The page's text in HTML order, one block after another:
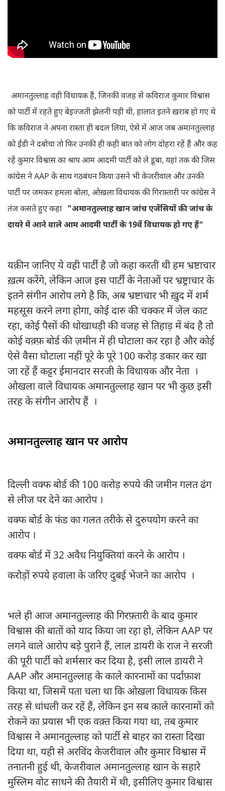
अमानतुल्लाह वही विधायक हैं, जिनकी वजह से कविराज कुमार विश्वास
को पार्टी में रहते हुए बेइज्जती झेलनी पड़ी थी, हालात इतने ख़राब हो गए थे
कि कविराज ने अपना रास्ता ही बदल लिया, ऐसे में आज जब अमानतुल्लाह
को ईडी ने दबोचा तो फिर उनकी ही कही बात को लोग दोहरा रहें हैं और कह
रहें कुमार विश्वास का श्राप आम आदमी पार्टी को ले डूबा, यहां तक की जिस
कांग्रेस ने AAP के साथ गठबंधन किया उसने भी केजरीवाल और उनकी
पार्टी पर जमकर हमला बोला, ओखला विधायक की गिरफ़्तारी पर कांग्रेस ने
तंज कसते हुए कहा "अमानतुल्लाह खान जांच एजेंसियों की जांच के
दायरे में आने वाले आम आदमी पार्टी के 19वें विधायक हो गए हैं"
यक़ीन जानिए ये वही पार्टी है जो कहा करती थी हम भ्रष्टाचार
ख़त्म करेंगे, लेकिन आज इस पार्टी के नेताओं पर भ्रष्ट्राचार के
इतने संगीन आरोप लगे है कि, अब भ्रष्टाचार भी ख़ुद में शर्म
महसूस करने लगा होगा, कोई दारु की चक्कर में जेल काट
रहा, कोई पैसों की धोखाधड़ी की वजह से तिहाड़ में बंद है तो
कोई वक़्फ़ बोर्ड की ज़मीन में ही घोटाला कर रहा है और कोई
ऐसे वैसा घोटाला नहीं पूरे के पूरे 100 करोड़ डकार कर खा
जा रहें हैं कट्टर ईमानदार सरजी के विधायक और नेता ।
ओखला वाले विधायक अमानतुल्लाह खान पर भी कुछ इसी
तरह के संगीन आरोप हैं ।
अमानतुल्लाह खान पर आरोप
दिल्ली वक्फ बोर्ड की 100 करोड़ रुपये की जमीन गलत ढंग
से लीज पर देने का आरोप ।
वक्फ बोर्ड के फंड का गलत तरीके से दुरुपयोग करने का
आरोप ।
वक्फ बोर्ड में 32 अवैध नियुक्तियां करने के आरोप ।
करोड़ों रुपये हवाला के जरिए दुबई भेजने का आरोप ।
भले ही आज अमानतुल्लाह की गिरफ़्तारी के बाद कुमार
विश्वास की बातों को याद किया जा रहा हो, लेकिन AAP पर
लगने वाले आरोप बड़े पुराने हैं, लाल डायरी के राज ने सरजी
की पूरी पार्टी को शर्मसार कर दिया है, इसी लाल डायरी ने
AAP और अमानतुल्लाह के काले कारनामों का पर्दाफ़ाश
किया था, जिसमें पता चला था कि ओखला विधायक किस
तरह से धांधली कर रहें हैं, लेकिन इन सब काले कारनामों को
रोकने का प्रयास भी एक वक़्त किया गया था, तब कुमार
विश्वास ने अमानतुल्लाह को पार्टी से बाहर का रास्ता दिखा
दिया था, यही से अरविंद केजरीवाल और कुमार विश्वास में
तनातनी हुई थी, केजरीवाल अमानतुल्लाह खान के सहारे
मुस्लिम वोट साधने की तैयारी में थी, इसीलिए कुमार विश्वास